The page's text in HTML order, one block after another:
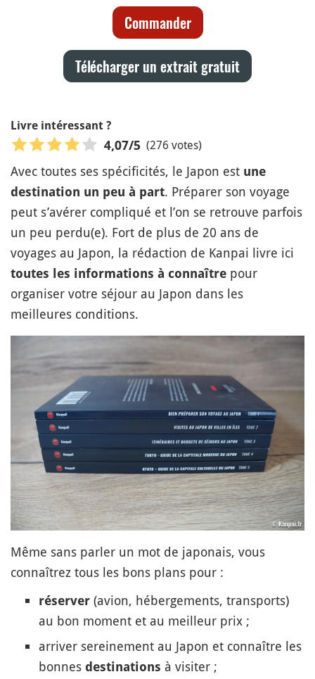
Commander
Télécharger un extrait gratuit
Livre intéressant ?
4,07/5 (276 votes)
Avec toutes ses spécificités, le Japon est une
destination un peu à part. Préparer son voyage
peut s’avérer compliqué et l’on se retrouve parfois
un peu perdu(e). Fort de plus de 20 ans de
voyages au Japon, la rédaction de Kanpai livre ici
toutes les informations à connaître pour
organiser votre séjour au Japon dans les
meilleures conditions.
Même sans parler un mot de japonais, vous
connaîtrez tous les bons plans pour :
réserver (avion, hébergements, transports)
au bon moment et au meilleur prix ;
arriver sereinement au Japon et connaître les
bonnes destinations à visiter ;